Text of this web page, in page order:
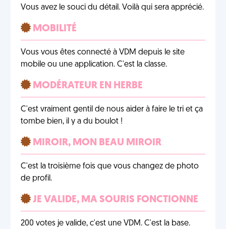
Vous avez le souci du détail. Voilà qui sera apprécié.
MOBILITÉ
Vous vous êtes connecté à VDM depuis le site
mobile ou une application. C'est la classe.
MODÉRATEUR EN HERBE
C'est vraiment gentil de nous aider à faire le tri et ça
tombe bien, il y a du boulot !
MIROIR, MON BEAU MIROIR
C'est la troisième fois que vous changez de photo
de profil.
JE VALIDE, MA SOURIS FONCTIONNE
200 votes je valide, c'est une VDM. C'est la base.